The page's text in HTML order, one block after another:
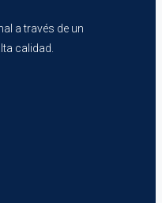
a través de un
calidad.